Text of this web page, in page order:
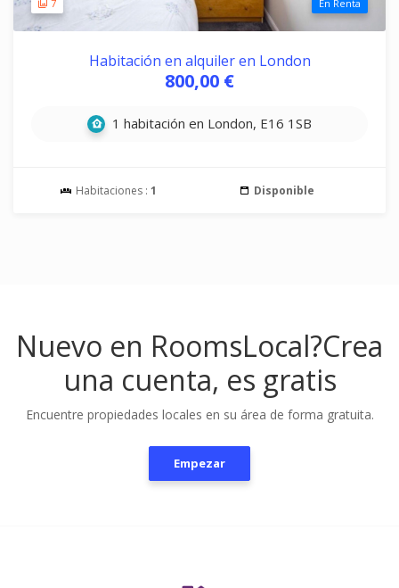
7 En Renta
Habitación en alquiler en London
800,00 €
1 habitación en London, E16 1SB
Habitaciones : 1 Disponible
Nuevo en RoomsLocal?Crea
una cuenta, es gratis
Encuentre propiedades locales en su área de forma gratuita.
Empezar